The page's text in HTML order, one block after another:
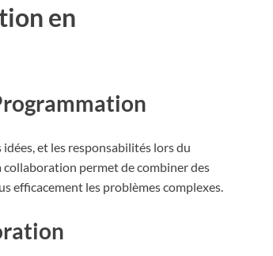
en
et les responsabilités lors du
permet de combiner des
efficacement les problèmes complexes.